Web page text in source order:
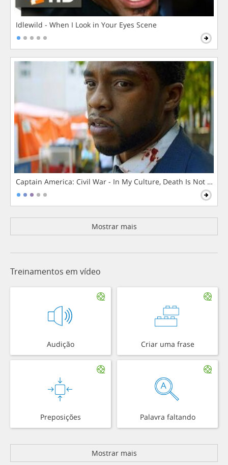
Idlewild - When I Look in Your Eyes Scene
Captain America: Civil War - In My Culture, Death Is Not The
Mostrar mais
Treinamentos em vídeo
Audição Criar uma frase
Preposições Palavra faltando
Mostrar mais